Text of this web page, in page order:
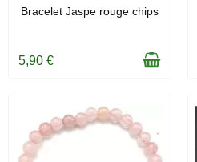
EN STOCK
Bracelet Jaspe rouge chips
5,90 €